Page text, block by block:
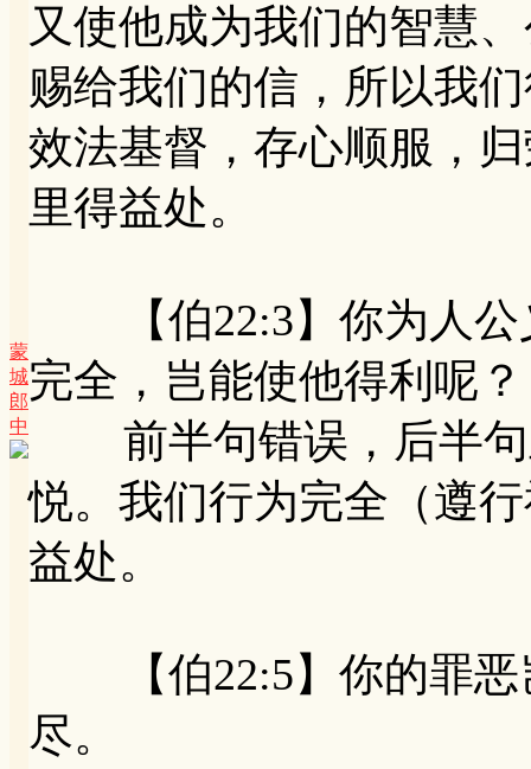
蒙
城
郎
中
又使他成为我们的智慧
赐给我们的信，所以我
效法基督，存心顺服，
里得益处。
【伯22:3】你为人公
完全，岂能使他得利呢？
前半句错误，后半句
悦。我们行为完全（遵
益处。
【伯22:5】你的罪恶
尽。